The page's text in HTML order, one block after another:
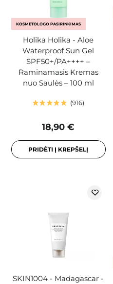
KOSMETOLOGO PASIRINKIMAS
Holika Holika - Aloe
Waterproof Sun Gel
SPF50+/PA++++ –
Raminamasis Kremas
nuo Saulės – 100 ml
916
18,90 €
PRIDĖTI Į KREPŠELĮ
SKIN1004 - Madagascar -